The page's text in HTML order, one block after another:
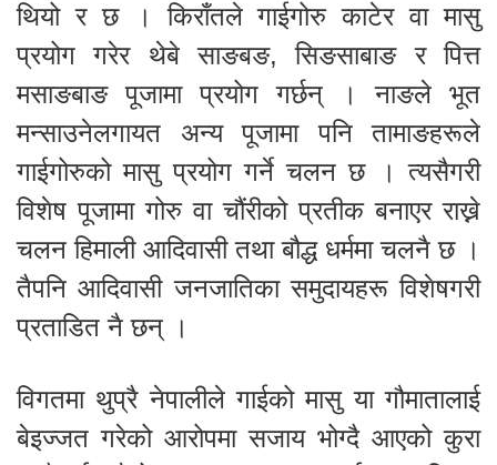
थियो र छ । किराँतले गाईगोरु काटेर वा मासु
प्रयोग गरेर थेबे साङबङ, सिङसाबाङ र पित्त
मसाङबाङ पूजामा प्रयोग गर्छन् । नाङले भूत
मन्साउनेलगायत अन्य पूजामा पनि तामाङहरूले
गाईगोरुको मासु प्रयोग गर्ने चलन छ । त्यसैगरी
विशेष पूजामा गोरु वा चौंरीको प्रतीक बनाएर राख्ने
चलन हिमाली आदिवासी तथा बौद्ध धर्ममा चलनै छ ।
तैपनि आदिवासी जनजातिका समुदायहरू विशेषगरी
प्रताडित नै छन् ।
विगतमा थुप्रै नेपालीले गाईको मासु या गौमातालाई
बेइज्जत गरेको आरोपमा सजाय भोग्दै आएको कुरा